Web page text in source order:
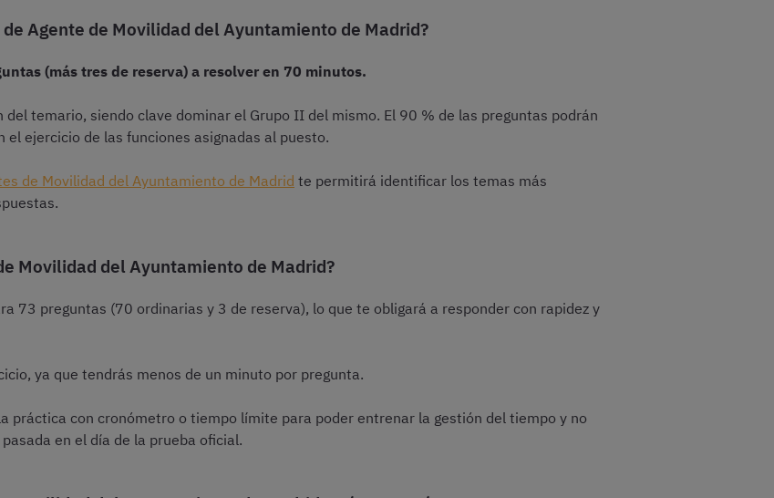
Agente de Movilidad del Ayuntamiento de Madrid?
(más tres de reserva) a resolver en 70 minutos.
temario, siendo clave dominar el Grupo II del mismo. El 90 % de las preguntas podrán
ejercicio de las funciones asignadas al puesto.
de Movilidad del Ayuntamiento de Madrid te permitirá identificar los temas más
Movilidad del Ayuntamiento de Madrid?
73 preguntas (70 ordinarias y 3 de reserva), lo que te obligará a responder con rapidez y
ya que tendrás menos de un minuto por pregunta.
práctica con cronómetro o tiempo límite para poder entrenar la gestión del tiempo y no
en el día de la prueba oficial.